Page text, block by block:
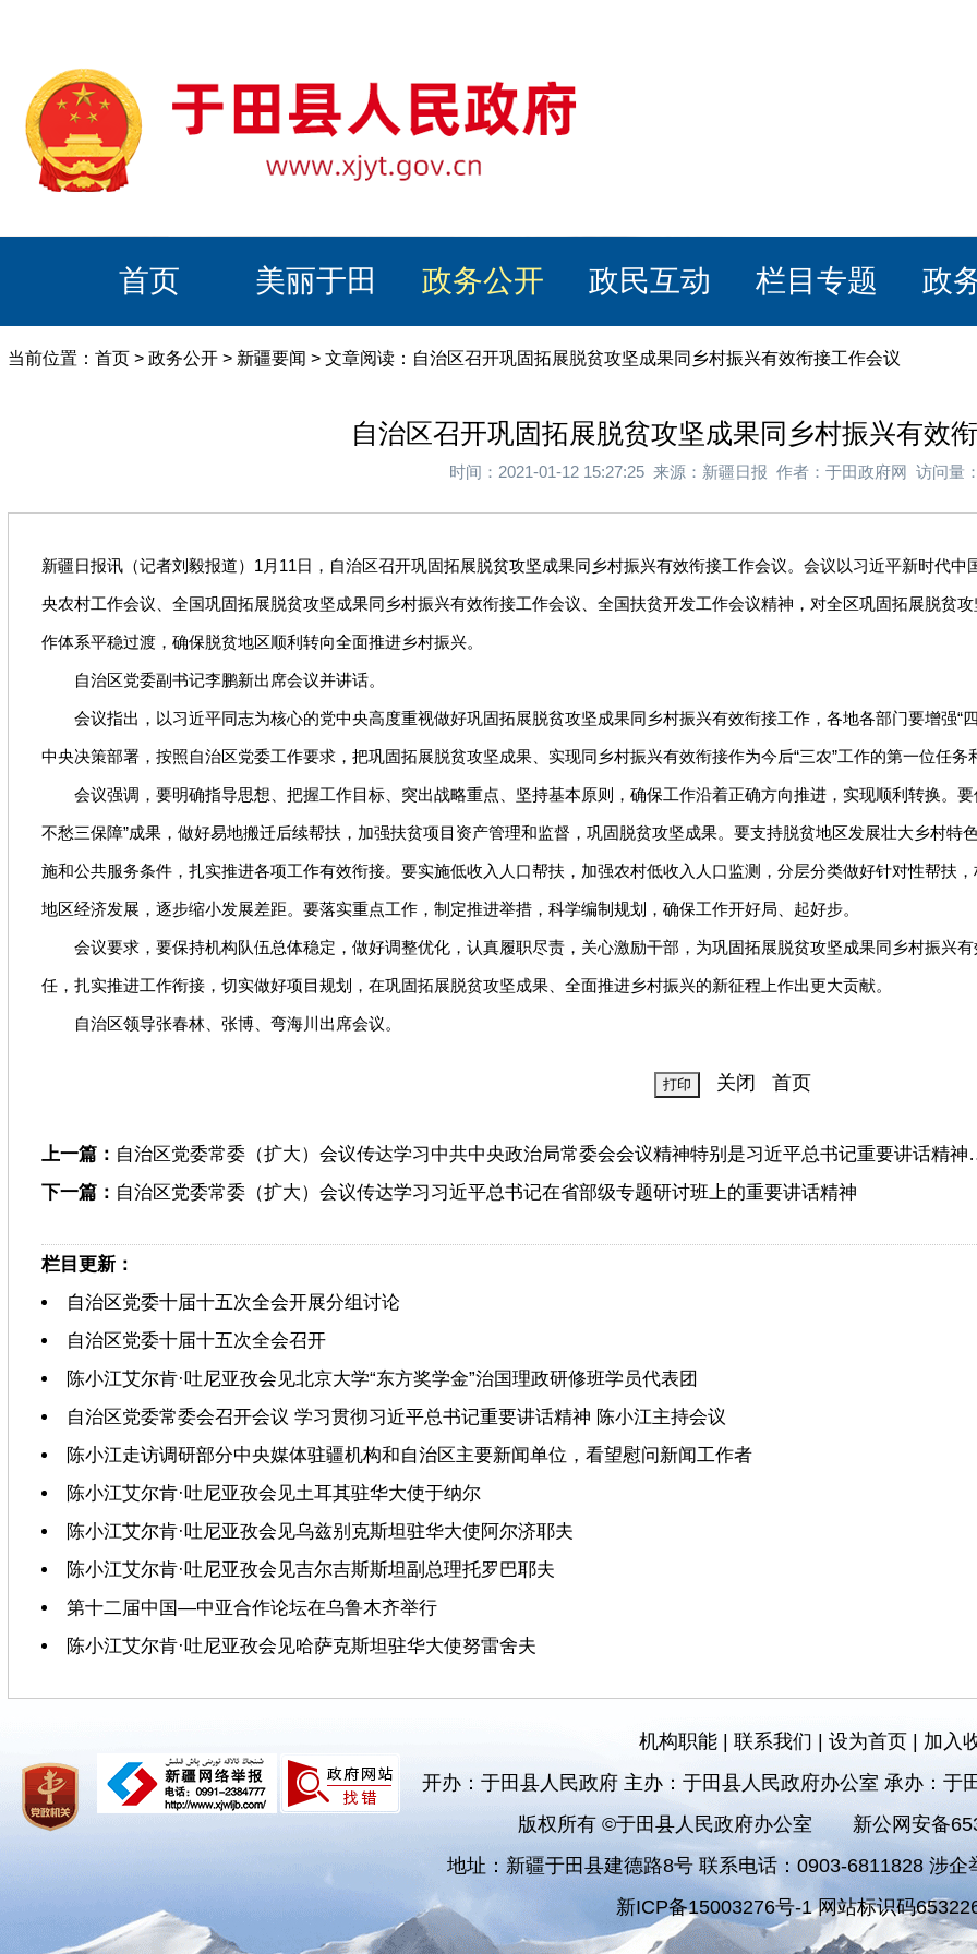
首页 美丽于田 政务公开 政民互动 栏目专题 政
当前位置： 首页 > 政务公开 > 新疆要闻 > 文章阅读：自治区召开巩固拓展脱贫攻坚成果同乡村振兴有效衔接工作会议
自治区召开巩固拓展脱贫攻坚成果同乡村振兴有效
时间：2021-01-12 15:27:25 来源：新疆日报 作者：于田政府网 访问量
新疆日报讯（记者刘毅报道）1月11日，自治区召开巩固拓展脱贫攻坚成果同乡村振兴有效衔接工作会议。会议以习近平新时代
央农村工作会议、全国巩固拓展脱贫攻坚成果同乡村振兴有效衔接工作会议、全国扶贫开发工作会议精神，对全区巩固拓展脱贫
作体系平稳过渡，确保脱贫地区顺利转向全面推进乡村振兴。
自治区党委副书记李鹏新出席会议并讲话。
会议指出，以习近平同志为核心的党中央高度重视做好巩固拓展脱贫攻坚成果同乡村振兴有效衔接工作，各地各部门要增强“四
中央决策部署，按照自治区党委工作要求，把巩固拓展脱贫攻坚成果、实现同乡村振兴有效衔接作为今后“三农”工作的第一位任
会议强调，要明确指导思想、把握工作目标、突出战略重点、坚持基本原则，确保工作沿着正确方向推进，实现顺利转换。
不愁三保障”成果，做好易地搬迁后续帮扶，加强扶贫项目资产管理和监督，巩固脱贫攻坚成果。要支持脱贫地区发展壮大乡村
施和公共服务条件，扎实推进各项工作有效衔接。要实施低收入人口帮扶，加强农村低收入人口监测，分层分类做好针对性帮扶
地区经济发展，逐步缩小发展差距。要落实重点工作，制定推进举措，科学编制规划，确保工作开好局、起好步。
会议要求，要保持机构队伍总体稳定，做好调整优化，认真履职尽责，关心激励干部，为巩固拓展脱贫攻坚成果同乡村振兴
任，扎实推进工作衔接，切实做好项目规划，在巩固拓展脱贫攻坚成果、全面推进乡村振兴的新征程上作出更大贡献。
自治区领导张春林、张博、弯海川出席会议。
关闭 首页
上一篇： 自治区党委常委（扩大）会议传达学习中共中央政治局常委会会议精神特别是习近平总书记重要讲话精
下一篇： 自治区党委常委（扩大）会议传达学习习近平总书记在省部级专题研讨班上的重要讲话精神
栏目更新：
自治区党委十届十五次全会开展分组讨论
自治区党委十届十五次全会召开
陈小江艾尔肯·吐尼亚孜会见北京大学“东方奖学金”治国理政研修班学员代表团
自治区党委常委会召开会议 学习贯彻习近平总书记重要讲话精神 陈小江主持会议
陈小江走访调研部分中央媒体驻疆机构和自治区主要新闻单位，看望慰问新闻工作者
陈小江艾尔肯·吐尼亚孜会见土耳其驻华大使于纳尔
陈小江艾尔肯·吐尼亚孜会见乌兹别克斯坦驻华大使阿尔济耶夫
陈小江艾尔肯·吐尼亚孜会见吉尔吉斯斯坦副总理托罗巴耶夫
第十二届中国—中亚合作论坛在乌鲁木齐举行
陈小江艾尔肯·吐尼亚孜会见哈萨克斯坦驻华大使努雷舍夫
机构职能| 联系我们 设为首页| 加入
开办：于田县人民政府 主办：于田县人民政府办公室 承办：于
版权所有 ©于田县人民政府办公室
新公网安备
地址：新疆于田县建德路8号 联系电话：0903-6811828 涉
新ICP备15003276号-1 网站标识码